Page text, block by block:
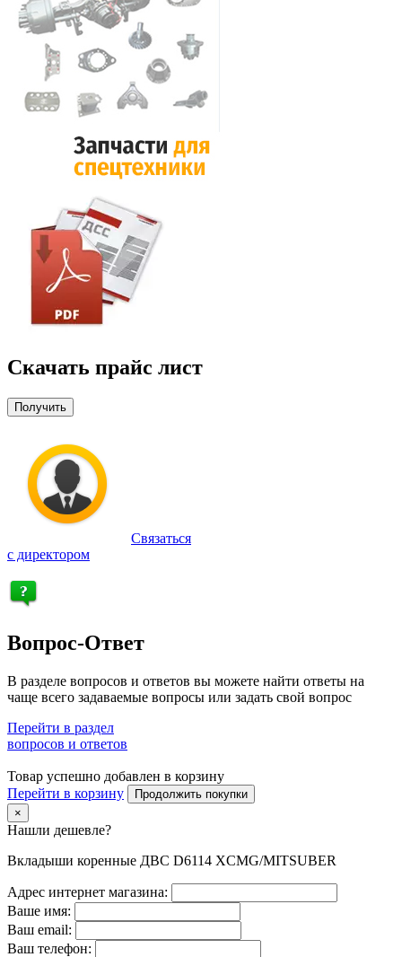
Скачать прайс лист
Получить
Связаться
с директором
Вопрос-Ответ
В разделе вопросов и ответов вы можете найти ответы на
чаще всего задаваемые вопросы или задать свой вопрос
Перейти в раздел
вопросов и ответов
Товар успешно добавлен в корзину
Перейти в корзину
Продолжить покупки
×
Нашли дешевле?
Вкладыши коренные ДВС D6114 XCMG/MITSUBER
Адрес интернет магазина:
Ваше имя:
Ваш email:
Ваш телефон: